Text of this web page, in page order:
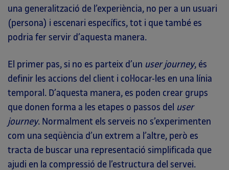
una generalització de l’experiència, no per a un usuari
(persona) i escenari específics, tot i que també es
podria fer servir d’aquesta manera.
El primer pas, si no es parteix d’un user journey, és
definir les accions del client i col·locar-les en una línia
temporal. D’aquesta manera, es poden crear grups
que donen forma a les etapes o passos del user
journey. Normalment els serveis no s’experimenten
com una seqüència d’un extrem a l’altre, però es
tracta de buscar una representació simplificada que
ajudi en la compressió de l’estructura del servei.